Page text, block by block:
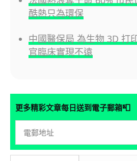
酷熱只為環保
中國醫保局 為生物 3D 打
官臨床實現不遠
更多精彩文章每日送到電子郵箱📮